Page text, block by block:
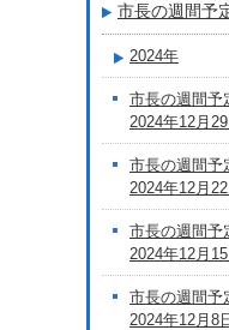
市長の週間予
2024年
市長の週間予
2024年12月
市長の週間予
2024年12月
市長の週間予
2024年12月
市長の週間予
2024年12月8